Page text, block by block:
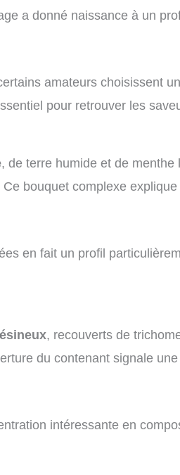
a donné naissance à un
amateurs choisissent
pour retrouver les
, de terre humide et de
bouquet complexe
en fait un profil
, recouverts de
du contenant signale
intéressante en